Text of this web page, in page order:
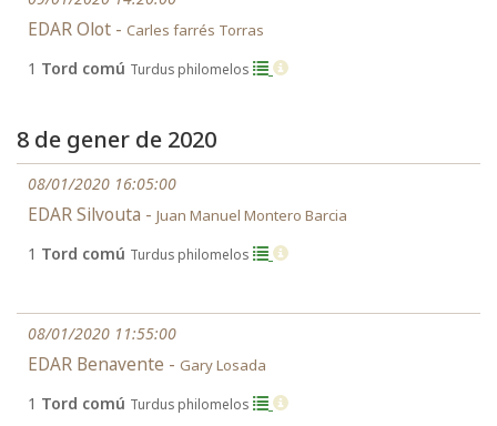
EDAR Olot - Carles farrés Torras
1 Tord comú Turdus philomelos
8 de gener de 2020
08/01/2020 16:05:00
EDAR Silvouta - Juan Manuel Montero Barcia
1 Tord comú Turdus philomelos
08/01/2020 11:55:00
EDAR Benavente - Gary Losada
1 Tord comú Turdus philomelos